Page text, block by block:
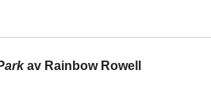
av Rainbow Rowell